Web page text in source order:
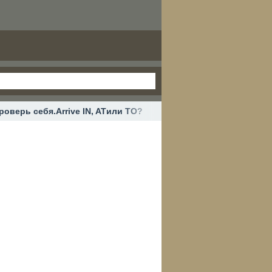
себя.Arrive IN, ATили TO?